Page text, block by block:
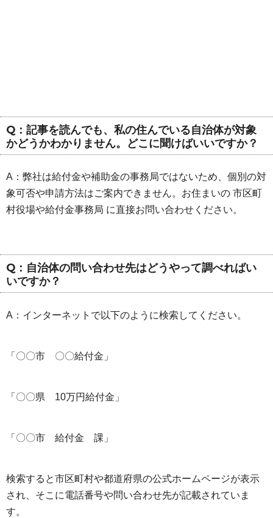
Q：記事を読んでも、私の住んでいる自治体が対象
かどうかわかりません。どこに聞けばいいですか？
A：弊社は給付金や補助金の事務局ではないため、個別の対
象可否や申請方法はご案内できません。お住まいの 市区町
村役場や給付金事務局 に直接お問い合わせください。
Q：自治体の問い合わせ先はどうやって調べればい
いですか？
A：インターネットで以下のように検索してください。
「〇〇市 〇〇給付金」
「〇〇県 10万円給付金」
「〇〇市 給付金 課」
検索すると市区町村や都道府県の公式ホームページが表示
され、そこに電話番号や問い合わせ先が記載されていま
す。